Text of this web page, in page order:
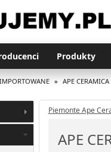
Produkty
» APE
Piemonte Ape
APE